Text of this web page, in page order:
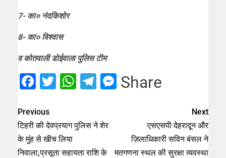
7- का० नंदकिशोर
8- का० विश्वास
व कोतवाली डोईवाला पुलिस टीम
Facebook
Twitter
WhatsApp
Telegram
Messenger
Share
Previous
टिहरी की देवप्रयाग पुलिस ने शेर
के मुंह से खीच लिया
निवाला,प्रसूता सहायता राशि के
Next
एसएसपी देहरादून और
ज़िलाधिकारी सविन बंसल ने
मतगणना स्थल की सुरक्षा व्यवस्था